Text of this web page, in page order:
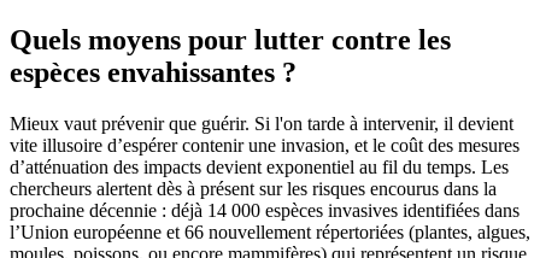
Quels moyens pour lutter contre les
espèces envahissantes ?
Mieux vaut prévenir que guérir. Si l'on tarde à intervenir, il devient
vite illusoire d’espérer contenir une invasion, et le coût des mesures
d’atténuation des impacts devient exponentiel au fil du temps. Les
chercheurs alertent dès à présent sur les risques encourus dans la
prochaine décennie : déjà 14 000 espèces invasives identifiées dans
l’Union européenne et 66 nouvellement répertoriées (plantes, algues,
moules, poissons, ou encore mammifères) qui représentent un risque